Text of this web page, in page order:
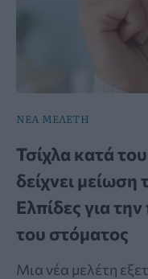
ΝΕΑ ΜΕΛΕΤΗ
Τσίχλα κατά
δείχνει μείωση
Ελπίδες για
του στόματος
Μια νέα μελέτη